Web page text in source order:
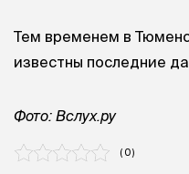
Тем временем в
известны последние
Фото: Вслух.ру
( 0 )